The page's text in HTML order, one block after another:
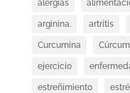
alergias
arginina. artritis
Curcumina
ejercicio
estreñimiento